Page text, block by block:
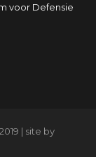
voor Defensie
| site by